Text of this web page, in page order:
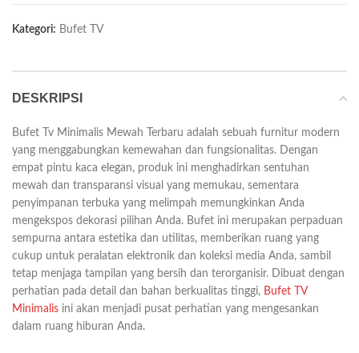
Kategori: Bufet TV
DESKRIPSI
Bufet Tv Minimalis Mewah Terbaru adalah sebuah furnitur modern
yang menggabungkan kemewahan dan fungsionalitas. Dengan
empat pintu kaca elegan, produk ini menghadirkan sentuhan
mewah dan transparansi visual yang memukau, sementara
penyimpanan terbuka yang melimpah memungkinkan Anda
mengekspos dekorasi pilihan Anda. Bufet ini merupakan perpaduan
sempurna antara estetika dan utilitas, memberikan ruang yang
cukup untuk peralatan elektronik dan koleksi media Anda, sambil
tetap menjaga tampilan yang bersih dan terorganisir. Dibuat dengan
perhatian pada detail dan bahan berkualitas tinggi, Bufet TV
Minimalis ini akan menjadi pusat perhatian yang mengesankan
dalam ruang hiburan Anda.